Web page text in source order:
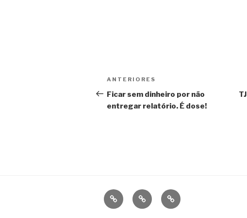
Navegação
de
Post
Post
anterior
ANTERIORES
Ficar sem dinheiro por não
entregar relatório. É dose!
Conexão
Receita
FinançasMunicípios